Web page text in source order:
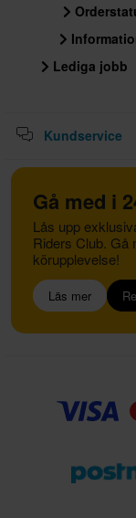
Lediga jobb
Kundservice
Gå med i
Lås upp
Riders Club. Gå
körupplevelse!
Läs mer